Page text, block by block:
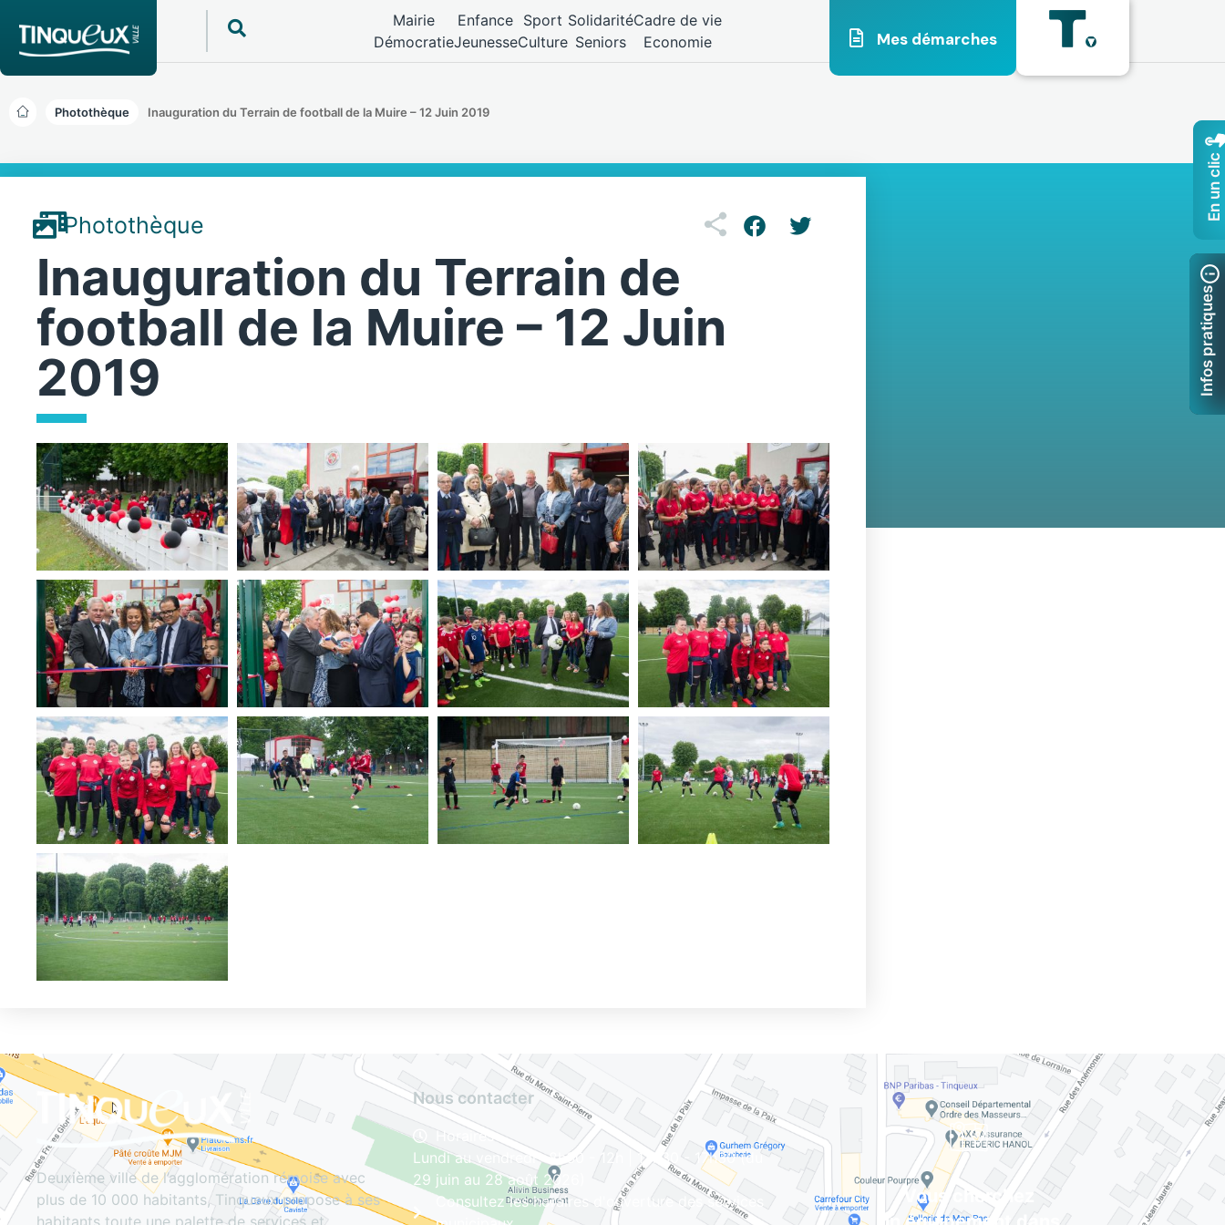
Mairie
Démocratie
Enfance
Jeunesse
Sport
Culture
Solidarité
Seniors
Cadre de vie
Economie
Mes démarches
Photothèque Inauguration du Terrain de football de la Muire – 12 Juin 2019
Photothèque
Inauguration du Terrain de
football de la Muire – 12 Juin
2019
Deuxième ville de l’agglomération rémoise avec
plus de 10 000 habitants, Tinqueux propose à ses
Nous contacter
Horaires
Lundi au vendredi : 8h30 - 12h | 13h30 - 17h30 (du
29 juin au 28 août 2026)
Consultez les horaires d'ouverture des services
Vous cherchez
En un clic
Infos pratiques